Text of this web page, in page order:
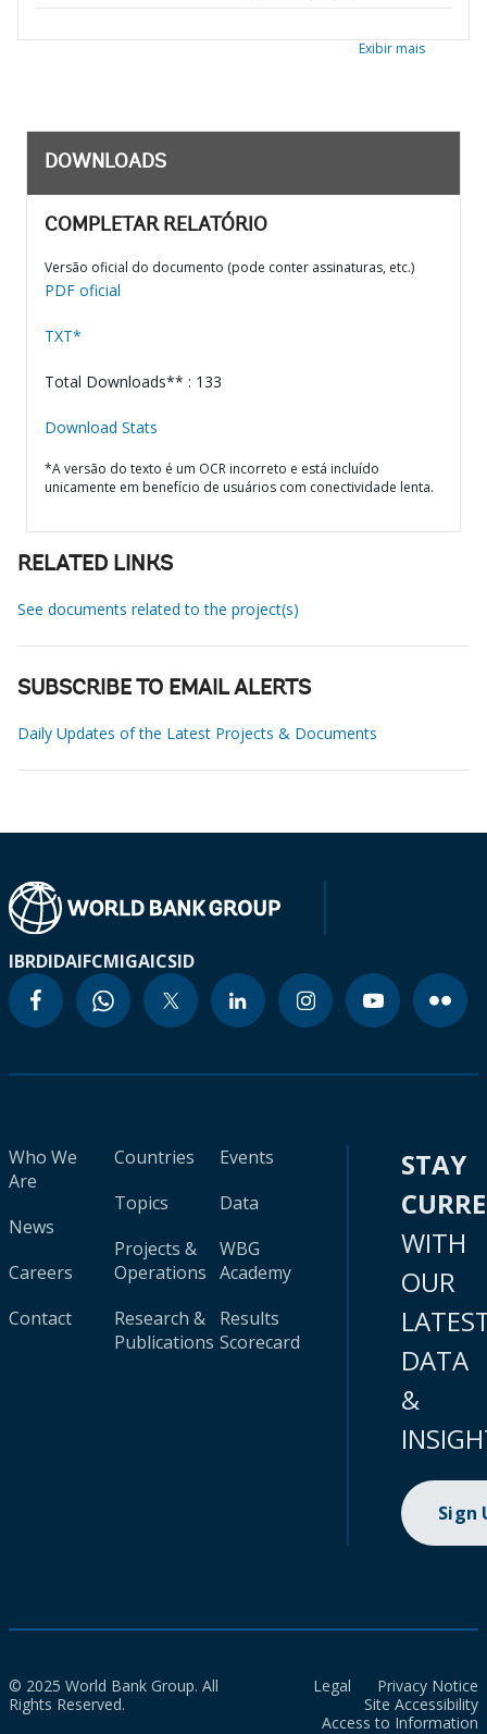
Exibir mais
DOWNLOADS
COMPLETAR RELATÓRIO
Versão oficial do documento (pode conter assinaturas, etc.)
PDF oficial
TXT*
Total Downloads** : 133
Download Stats
*A versão do texto é um OCR incorreto e está incluído
unicamente em benefício de usuários com conectividade lenta.
RELATED LINKS
See documents related to the project(s)
SUBSCRIBE TO EMAIL ALERTS
Daily Updates of the Latest Projects & Documents
IBRDIDAIFCMIGAICSID
Who We
Are
News
Careers
Contact
Countries
Topics
Projects &
Operations
Research &
Publications
Events
Data
WBG
Academy
Results
Scorecard
STAY
WITH
OUR
DATA
&
Sign
© 2025 World Bank Group. All
Rights Reserved.
Legal
Privacy Notice
Site Accessibility
Access to Information